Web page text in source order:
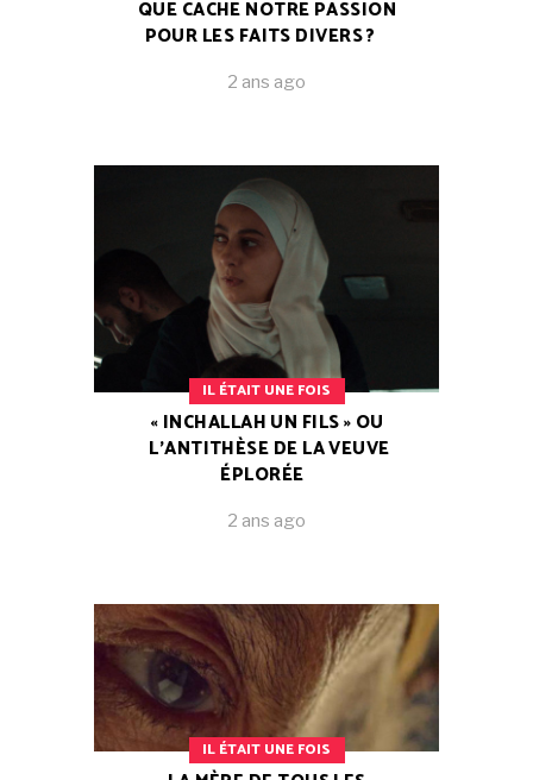
QUE CACHE NOTRE PASSION
POUR LES FAITS DIVERS ?
2 ans ago
IL ÉTAIT UNE FOIS
« INCHALLAH UN FILS » OU
L’ANTITHÈSE DE LA VEUVE
ÉPLORÉE
2 ans ago
IL ÉTAIT UNE FOIS